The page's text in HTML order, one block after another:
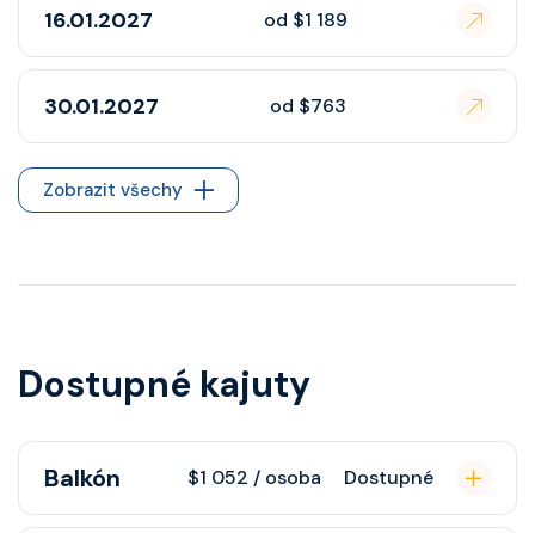
16.01.2027 od $1 189
30.01.2027 od $763
Zobrazit všechy
Dostupné kajuty
Balkón $1 052 / osoba Dostupné